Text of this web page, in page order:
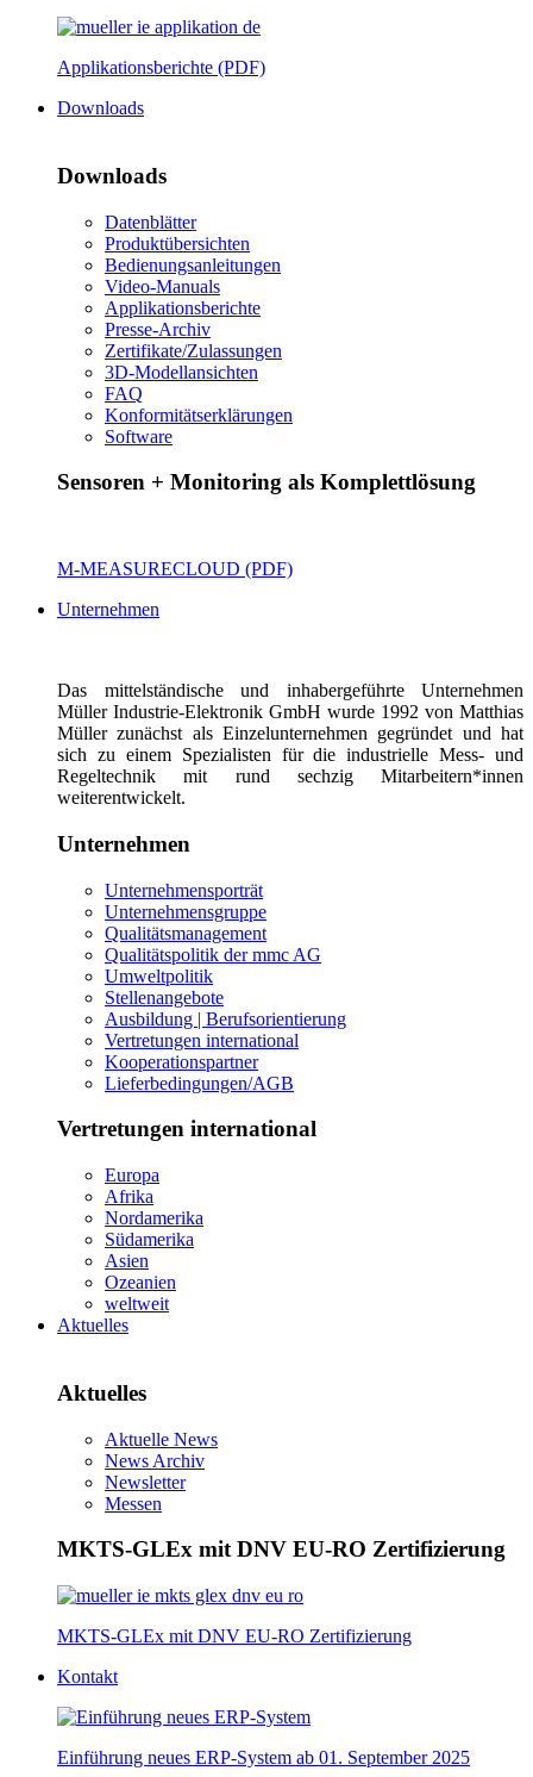
Applikationsberichte (PDF)
Downloads
Downloads
Datenblätter
Produktübersichten
Bedienungsanleitungen
Video-Manuals
Applikationsberichte
Presse-Archiv
Zertifikate/Zulassungen
3D-Modellansichten
FAQ
Konformitätserklärungen
Software
Sensoren + Monitoring als Komplettlösung
M-MEASURECLOUD (PDF)
Unternehmen
Das mittelständische und inhabergeführte Unternehmen
Müller Industrie-Elektronik GmbH wurde 1992 von Matthias
Müller zunächst als Einzelunternehmen gegründet und hat
sich zu einem Spezialisten für die industrielle Mess- und
Regeltechnik mit rund sechzig Mitarbeitern*innen
weiterentwickelt.
Unternehmen
Unternehmensporträt
Unternehmensgruppe
Qualitätsmanagement
Qualitätspolitik der mmc AG
Umweltpolitik
Stellenangebote
Ausbildung | Berufsorientierung
Vertretungen international
Kooperationspartner
Lieferbedingungen/AGB
Vertretungen international
Europa
Afrika
Nordamerika
Südamerika
Asien
Ozeanien
weltweit
Aktuelles
Aktuelles
Aktuelle News
News Archiv
Newsletter
Messen
MKTS-GLEx mit DNV EU-RO Zertifizierung
MKTS-GLEx mit DNV EU-RO Zertifizierung
Kontakt
Einführung neues ERP-System ab 01. September 2025